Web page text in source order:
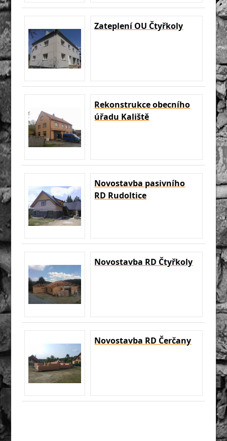
Zateplení OU Čtyřkoly
Rekonstrukce obecního
úřadu Kaliště
Novostavba pasivního
RD Rudoltice
Novostavba RD Čtyřkoly
Novostavba RD Čerčany